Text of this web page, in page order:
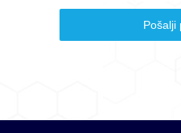
Pošalji